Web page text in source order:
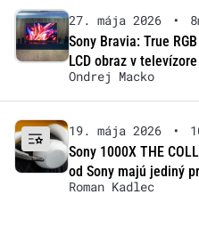
27. mája 2026 •
Sony Bravia: True
LCD obraz v televízore
Ondrej Macko
19. mája 2026 •
Sony 1000X THE
od Sony majú jediný
Roman Kadlec